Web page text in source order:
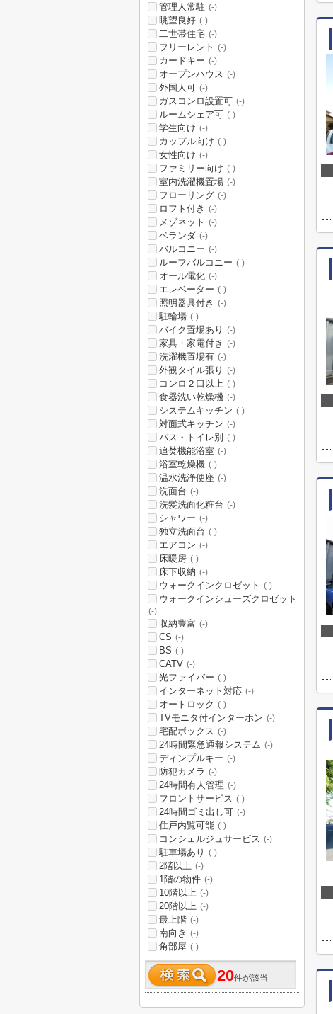
管理人常駐 (-)
眺望良好 (-)
二世帯住宅 (-)
フリーレント (-)
カードキー (-)
オープンハウス (-)
外国人可 (-)
ガスコンロ設置可 (-)
ルームシェア可 (-)
学生向け (-)
カップル向け (-)
女性向け (-)
ファミリー向け (-)
室内洗濯機置場 (-)
フローリング (-)
ロフト付き (-)
メゾネット (-)
ベランダ (-)
バルコニー (-)
ルーフバルコニー (-)
オール電化 (-)
エレベーター (-)
照明器具付き (-)
駐輪場 (-)
バイク置場あり (-)
家具・家電付き (-)
洗濯機置場有 (-)
外観タイル張り (-)
コンロ２口以上 (-)
食器洗い乾燥機 (-)
システムキッチン (-)
対面式キッチン (-)
バス・トイレ別 (-)
追焚機能浴室 (-)
浴室乾燥機 (-)
温水洗浄便座 (-)
洗面台 (-)
洗髪洗面化粧台 (-)
シャワー (-)
独立洗面台 (-)
エアコン (-)
床暖房 (-)
床下収納 (-)
ウォークインクロゼット (-)
ウォークインシューズクロゼット
(-)
収納豊富 (-)
CS (-)
BS (-)
CATV (-)
光ファイバー (-)
インターネット対応 (-)
オートロック (-)
TVモニタ付インターホン (-)
宅配ボックス (-)
24時間緊急通報システム (-)
ディンプルキー (-)
防犯カメラ (-)
24時間有人管理 (-)
フロントサービス (-)
24時間ゴミ出し可 (-)
住戸内覧可能 (-)
コンシェルジュサービス (-)
駐車場あり (-)
2階以上 (-)
1階の物件 (-)
10階以上 (-)
20階以上 (-)
最上階 (-)
南向き (-)
角部屋 (-)
20件が該当